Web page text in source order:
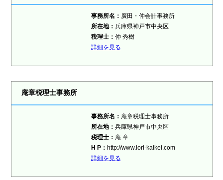
事務所名： 廣田・仲会計事務所
所在地： 兵庫県神戸市中央区
税理士： 仲 秀樹
詳細を見る
庵章税理士事務所
事務所名： 庵章税理士事務所
所在地： 兵庫県神戸市中央区
税理士： 庵 章
H P： http://www.iori-kaikei.com
詳細を見る